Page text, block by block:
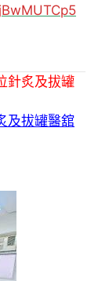
針炙及拔罐
及拔罐醫舘